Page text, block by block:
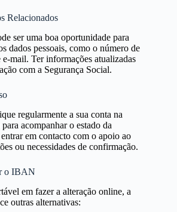
Relacionados
ser uma boa oportunidade para
dados pessoais, como o número de
mail. Ter informações atualizadas
com a Segurança Social.
regularmente a sua conta na
acompanhar o estado da
em contacto com o apoio ao
ou necessidades de confirmação.
o IBAN
em fazer a alteração online, a
outras alternativas: